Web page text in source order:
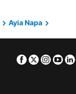
Ayia Napa
Facebook
Twitter